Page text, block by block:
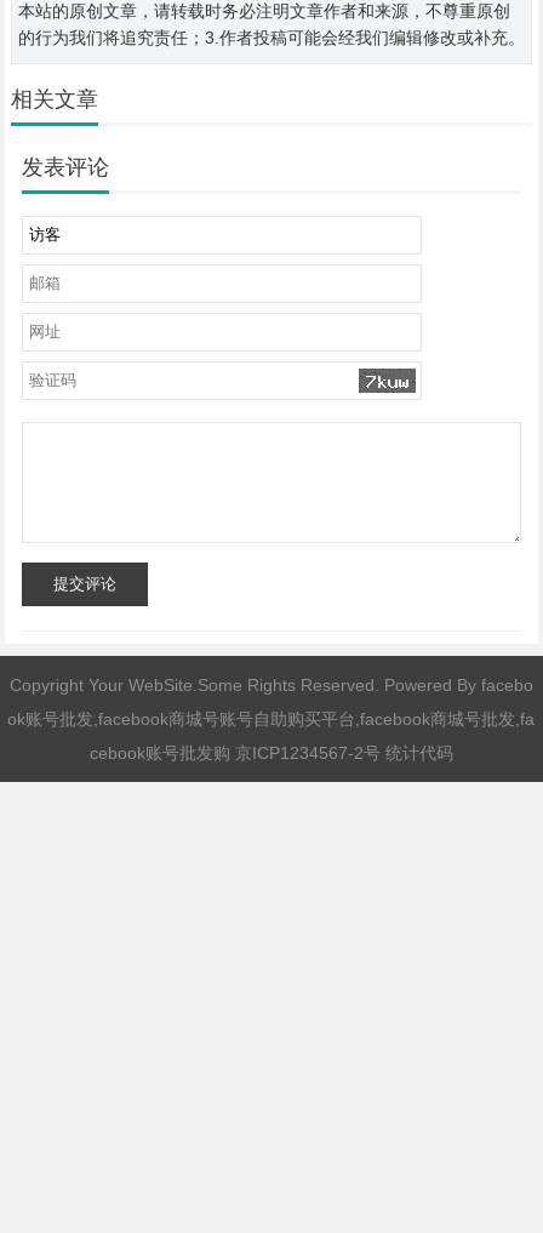
本站的原创文章，请转载时务必注明文章作者和来源，不尊重原创
的行为我们将追究责任；3.作者投稿可能会经我们编辑修改或补充。
相关文章
发表评论
提交评论
Copyright Your WebSite.Some Rights Reserved. Powered By facebo
ok账号批发,facebook商城号账号自助购买平台,facebook商城号批发,fa
cebook账号批发购 京ICP1234567-2号 统计代码